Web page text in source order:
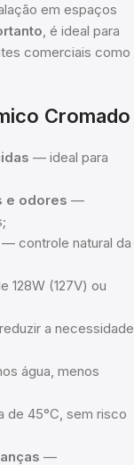
em espaços
, é ideal para
comerciais como
Cromado
— ideal para
e odores —
— controle natural da
128W (127V) ou
a necessidade
água, menos
de 45°C, sem risco
—